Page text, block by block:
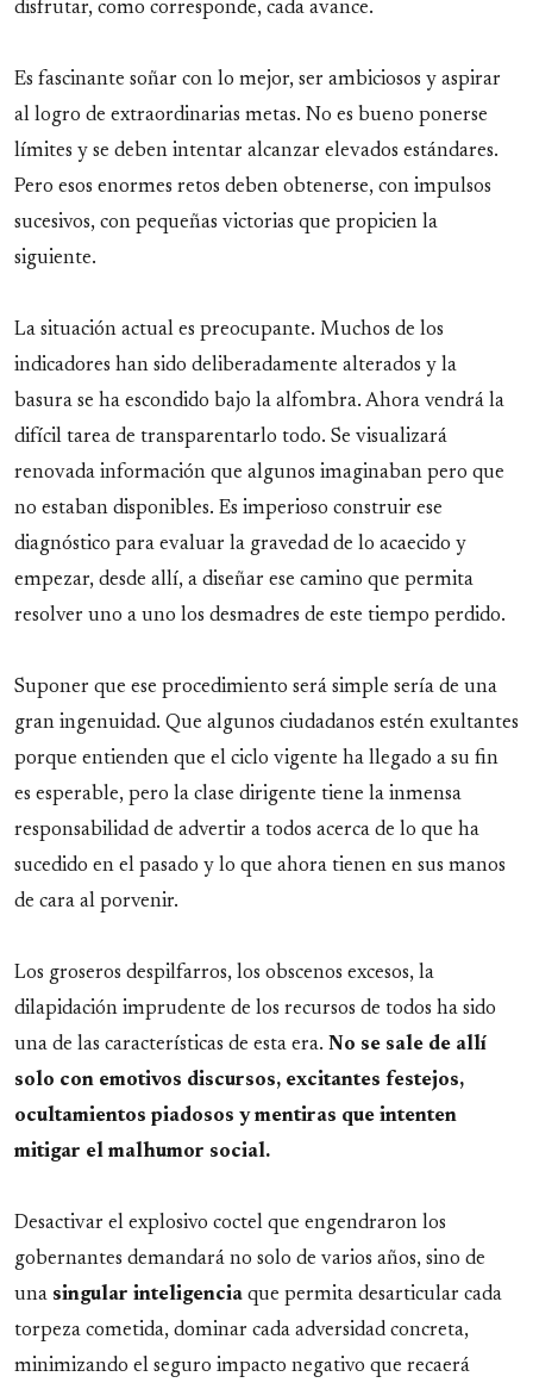
disfrutar, como corresponde, cada avance.
Es fascinante soñar con lo mejor, ser ambiciosos y aspirar
al logro de extraordinarias metas. No es bueno ponerse
límites y se deben intentar alcanzar elevados estándares.
Pero esos enormes retos deben obtenerse, con impulsos
sucesivos, con pequeñas victorias que propicien la
siguiente.
La situación actual es preocupante. Muchos de los
indicadores han sido deliberadamente alterados y la
basura se ha escondido bajo la alfombra. Ahora vendrá la
difícil tarea de transparentarlo todo. Se visualizará
renovada información que algunos imaginaban pero que
no estaban disponibles. Es imperioso construir ese
diagnóstico para evaluar la gravedad de lo acaecido y
empezar, desde allí, a diseñar ese camino que permita
resolver uno a uno los desmadres de este tiempo perdido.
Suponer que ese procedimiento será simple sería de una
gran ingenuidad. Que algunos ciudadanos estén exultantes
porque entienden que el ciclo vigente ha llegado a su fin
es esperable, pero la clase dirigente tiene la inmensa
responsabilidad de advertir a todos acerca de lo que ha
sucedido en el pasado y lo que ahora tienen en sus manos
de cara al porvenir.
Los groseros despilfarros, los obscenos excesos, la
dilapidación imprudente de los recursos de todos ha sido
una de las características de esta era. No se sale de allí
solo con emotivos discursos, excitantes festejos,
ocultamientos piadosos y mentiras que intenten
mitigar el malhumor social.
Desactivar el explosivo coctel que engendraron los
gobernantes demandará no solo de varios años, sino de
una singular inteligencia que permita desarticular cada
torpeza cometida, dominar cada adversidad concreta,
minimizando el seguro impacto negativo que recaerá